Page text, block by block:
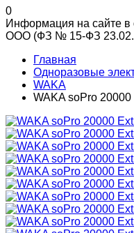
0
Информация на сайте в
ООО (ФЗ № 15-ФЗ
Главная
Одноразовые
WAKA
WAKA soPro 20000